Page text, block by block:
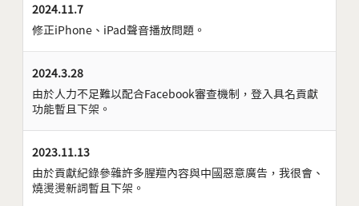
2024.11.7
修正iPhone、iPad聲音播放問題。
2024.3.28
由於人力不足難以配合Facebook審查機制，登入具名貢獻
功能暫且下架。
2023.11.13
由於貢獻紀錄參雜許多腥羶內容與中國惡意廣告，我很會、
燒燙燙新詞暫且下架。